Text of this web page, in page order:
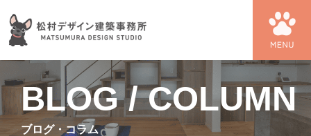
BLOG / COLUMN
ブログ・コラム